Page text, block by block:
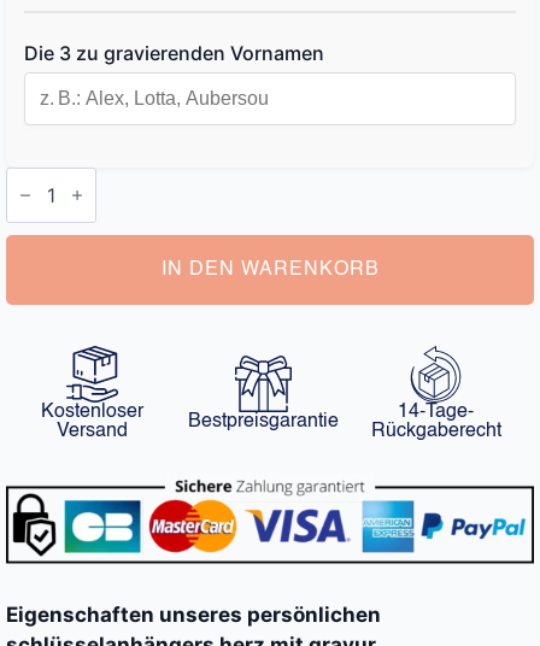
Die 3 zu gravierenden Vornamen
Schlüsselanhänger
Herz
Gravur
IN DEN WARENKORB
Kostenloser
Versand
Bestpreisgarantie
14-Tage-
Rückgaberecht
Eigenschaften unseres persönlichen